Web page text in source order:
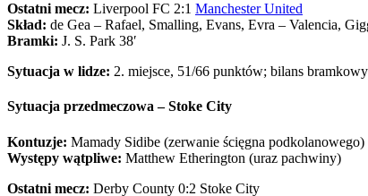
Ostatni mecz: Liverpool FC 2:1 Manchester United
Skład: de Gea – Rafael, Smalling, Evans, Evra – Valencia,
Bramki: J. S. Park 38′
Sytuacja w lidze: 2. miejsce, 51/66 punktów; bilans
Sytuacja przedmeczowa – Stoke City
Kontuzje: Mamady Sidibe (zerwanie ścięgna podkolanowego)
Występy wątpliwe: Matthew Etherington (uraz pachwiny)
Ostatni mecz: Derby County 0:2 Stoke City